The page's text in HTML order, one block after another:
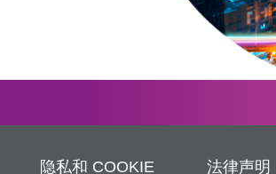
隐私和 COOKIE 法律声明